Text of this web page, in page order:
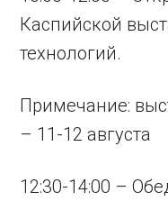
Каспийской
технологий.
Примечание:
– 11-12 августа
12:30-14:00 –